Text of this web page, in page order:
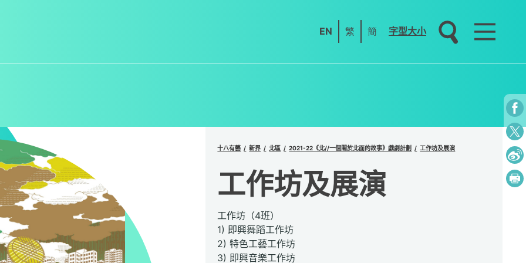
EN 繁 簡 字型大小
十八有藝 新界 北區 2021-22《北//一個關於北面的故事》戲劇計劃 工作坊及展演
工作坊及展演
工作坊（4班）
1) 即興舞蹈工作坊
2) 特色工藝工作坊
3) 即興音樂工作坊